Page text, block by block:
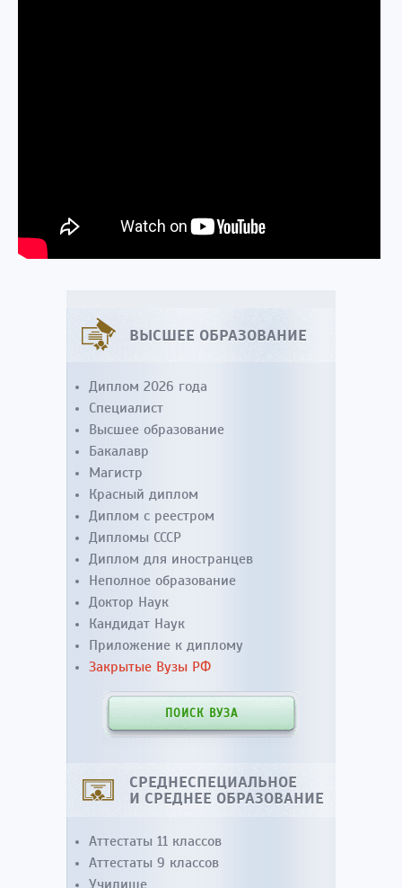
ВЫСШЕЕ ОБРАЗОВАНИЕ
Диплом 2026 года
Специалист
Высшее образование
Бакалавр
Магистр
Красный диплом
Диплом с реестром
Дипломы СССР
Диплом для иностранцев
Неполное образование
Доктор Наук
Кандидат Наук
Приложение к диплому
Закрытые Вузы РФ
ПОИСК ВУЗА
СРЕДНЕСПЕЦИАЛЬНОЕ
И СРЕДНЕЕ ОБРАЗОВАНИЕ
Аттестаты 11 классов
Аттестаты 9 классов
Училище